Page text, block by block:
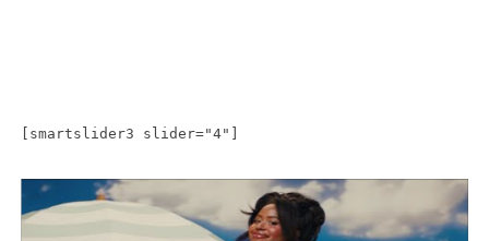
[smartslider3 slider="4"]